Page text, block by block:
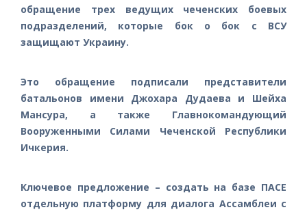
обращение трех ведущих чеченских боевых
подразделений, которые бок о бок с ВСУ
защищают Украину.
Это обращение подписали представители
батальонов имени Джохара Дудаева и Шейха
Мансура, а также Главнокомандующий
Вооруженными Силами Чеченской Республики
Ичкерия.
Ключевое предложение – создать на базе ПАСЕ
отдельную платформу для диалога Ассамблеи с